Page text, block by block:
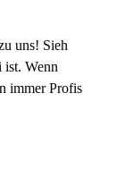
uns! Sieh
ist. Wenn
immer Profis